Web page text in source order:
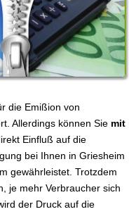
die Emißion von
Allerdings können Sie mit
Einfluß auf die
bei Ihnen in Griesheim
gewährleistet. Trotzdem
je mehr Verbraucher sich
der Druck auf die